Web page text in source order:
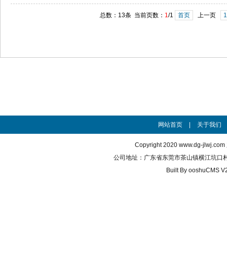
总数：13条 当前页数： 1/1 首页 上一页 1
网站首页 关于我们
Copyright 2020 www.dg-jlwj.com
公司地址：广东省东莞市茶山镇横江坑
Built By ooshuCMS